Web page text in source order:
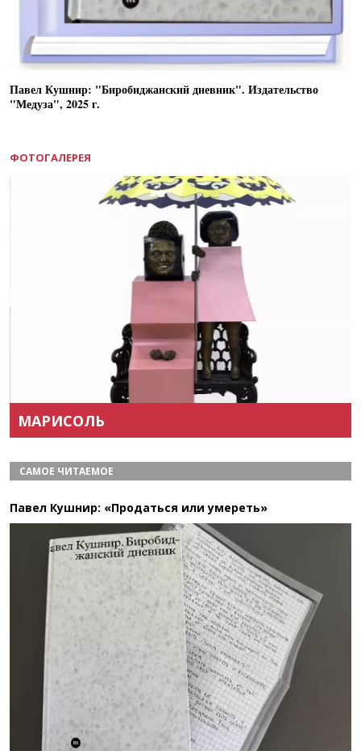
Павел Кушнир: "Биробиджанский дневник". Издательство
"Медуза", 2025 г.
ФОТОГАЛЕРЕЯ
МАРИСОЛЬ
САМОЕ ЧИТАЕМОЕ
Павел Кушнир: «Продаться или умереть»